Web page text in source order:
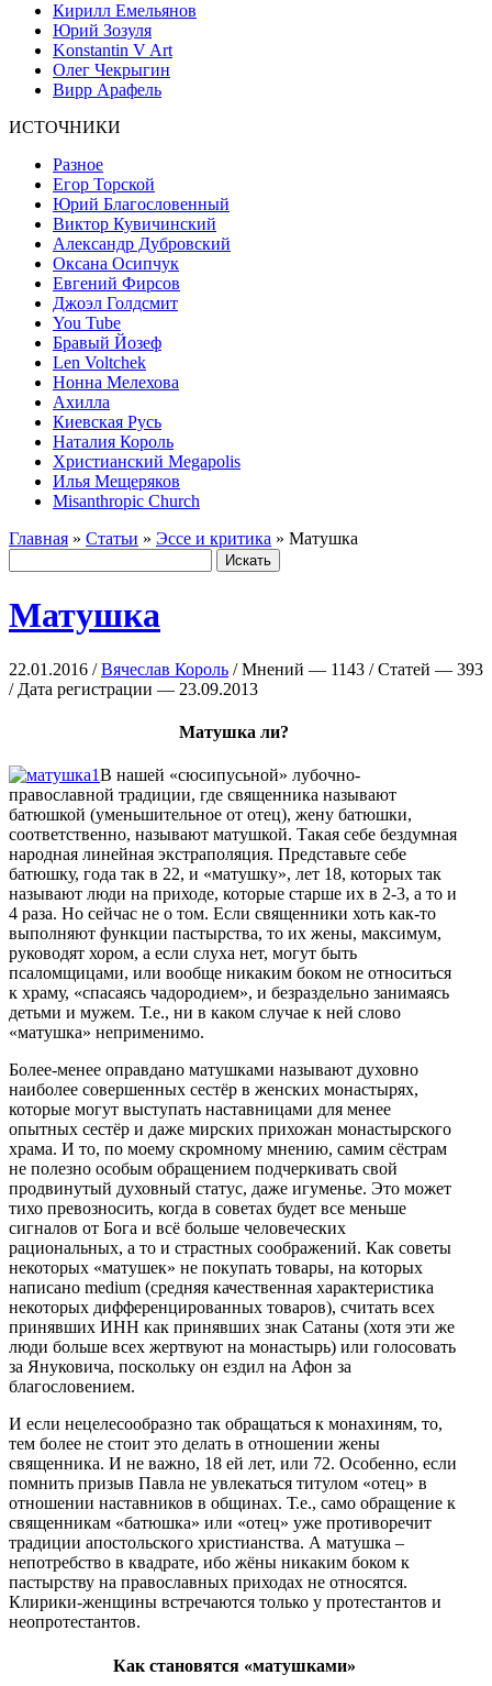
Кирилл Емельянов
Юрий Зозуля
Konstantin V Art
Олег Чекрыгин
Вирр Арафель
ИСТОЧНИКИ
Разное
Егор Торской
Юрий Благословенный
Виктор Кувичинский
Александр Дубровский
Оксана Осипчук
Евгений Фирсов
Джоэл Голдсмит
You Tube
Бравый Йозеф
Len Voltchek
Нонна Мелехова
Ахилла
Киевская Русь
Наталия Король
Христианский Megapolis
Илья Мещеряков
Misanthropic Church
Главная » Статьи » Эссе и критика » Матушка
Матушка
22.01.2016 /Вячеслав Король / Мнений — 1143 / Статей — 393
/ Дата регистрации — 23.09.2013
Матушка ли?
В нашей «сюсипусьной» лубочно-
православной традиции, где священника называют
батюшкой (уменьшительное от отец), жену батюшки,
соответственно, называют матушкой. Такая себе бездумная
народная линейная экстраполяция. Представьте себе
батюшку, года так в 22, и «матушку», лет 18, которых так
называют люди на приходе, которые старше их в 2-3, а то и
4 раза. Но сейчас не о том. Если священники хоть как-то
выполняют функции пастырства, то их жены, максимум,
руководят хором, а если слуха нет, могут быть
псаломщицами, или вообще никаким боком не относиться
к храму, «спасаясь чадородием», и безраздельно занимаясь
детьми и мужем. Т.е., ни в каком случае к ней слово
«матушка» неприменимо.
Более-менее оправдано матушками называют духовно
наиболее совершенных сестёр в женских монастырях,
которые могут выступать наставницами для менее
опытных сестёр и даже мирских прихожан монастырского
храма. И то, по моему скромному мнению, самим сёстрам
не полезно особым обращением подчеркивать свой
продвинутый духовный статус, даже игуменье. Это может
тихо превозносить, когда в советах будет все меньше
сигналов от Бога и всё больше человеческих
рациональных, а то и страстных соображений. Как советы
некоторых «матушек» не покупать товары, на которых
написано medium (средняя качественная характеристика
некоторых дифференцированных товаров), считать всех
принявших ИНН как принявших знак Сатаны (хотя эти же
люди больше всех жертвуют на монастырь) или голосовать
за Януковича, поскольку он ездил на Афон за
благословением.
И если нецелесообразно так обращаться к монахиням, то,
тем более не стоит это делать в отношении жены
священника. И не важно, 18 ей лет, или 72. Особенно, если
помнить призыв Павла не увлекаться титулом «отец» в
отношении наставников в общинах. Т.е., само обращение к
священникам «батюшка» или «отец» уже противоречит
традиции апостольского христианства. А матушка –
непотребство в квадрате, ибо жёны никаким боком к
пастырству на православных приходах не относятся.
Клирики-женщины встречаются только у протестантов и
неопротестантов.
Как становятся «матушками»